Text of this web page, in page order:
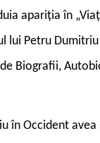
apariția în
lui Petru
Biografii,
în Occident avea